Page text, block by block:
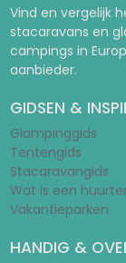
Vind en vergelijk
stacaravans en
campings in
aanbieder.
GIDSEN &
Glampinggids
Tentengids
Stacaravangids
Wat is een
Vakantieparken
HANDIG &